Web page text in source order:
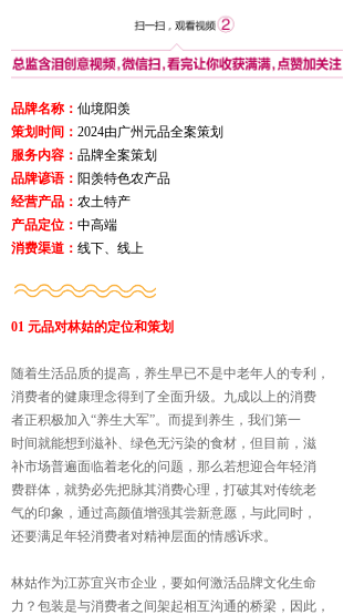
品牌名称： 仙境阳羡
策划时间： 2024由广州元品全案策划
服务内容： 品牌全案策划
品牌谚语： 阳羡特色农产品
经营产品： 农土特产
产品定位： 中高端
消费渠道： 线下、线上
01 元品对林姑的定位和策划
随着生活品质的提高，养生早已不是中老年人的专利，
消费者的健康理念得到了全面升级。九成以上的消费
者正积极加入“养生大军”。而提到养生，我们第一
时间就能想到滋补、绿色无污染的食材，但目前，滋
补市场普遍面临着老化的问题，那么若想迎合年轻消
费群体，就势必先把脉其消费心理，打破其对传统老
气的印象，通过高颜值增强其尝新意愿，与此同时，
还要满足年轻消费者对精神层面的情感诉求。
林姑作为江苏宜兴市企业，要如何激活品牌文化生命
力？包装是与消费者之间架起相互沟通的桥梁，因此，